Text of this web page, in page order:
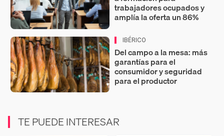
trabajadores ocupados y
amplía la oferta un 86%
IBÉRICO
Del campo a la mesa: más
garantías para el
consumidor y seguridad
para el productor
TE PUEDE INTERESAR